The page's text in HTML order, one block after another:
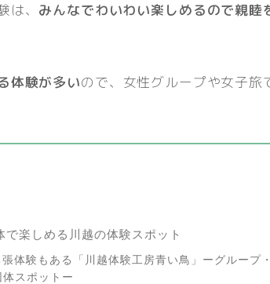
、 みんなでわいわい楽しめるので親睦
体験が多いので、女性グループや女子旅
で楽しめる川越の体験スポット
体験もある「川越体験工房青い鳥」ーグループ
スポットー